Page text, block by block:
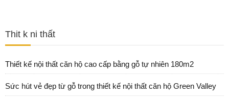
Thit k ni thất
Thiết kế nội thất căn hộ cao cấp bằng gỗ tự nhiên 180m2
Sức hút vẻ đẹp từ gỗ trong thiết kế nội thất căn hộ Green Valley